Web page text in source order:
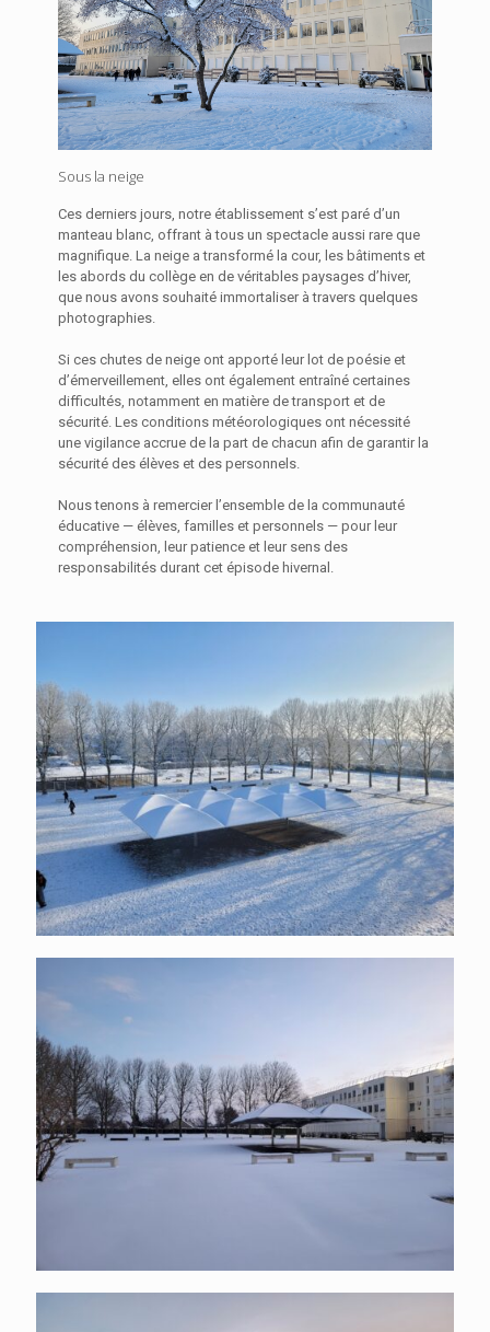
Sous la neige
Ces derniers jours, notre établissement s’est paré d’un
manteau blanc, offrant à tous un spectacle aussi rare que
magnifique. La neige a transformé la cour, les bâtiments et
les abords du collège en de véritables paysages d’hiver,
que nous avons souhaité immortaliser à travers quelques
photographies.
Si ces chutes de neige ont apporté leur lot de poésie et
d’émerveillement, elles ont également entraîné certaines
difficultés, notamment en matière de transport et de
sécurité. Les conditions météorologiques ont nécessité
une vigilance accrue de la part de chacun afin de garantir la
sécurité des élèves et des personnels.
Nous tenons à remercier l’ensemble de la communauté
éducative — élèves, familles et personnels — pour leur
compréhension, leur patience et leur sens des
responsabilités durant cet épisode hivernal.